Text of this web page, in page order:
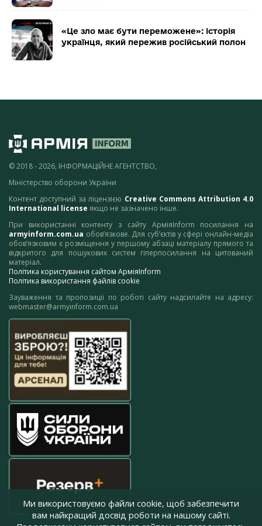
«Це зло має бути переможене»: історія
українця, який пережив російський полон
© 2018 - 2026, ІНФОРМАЦІЙНЕ АГЕНТСТВО,
Міністерство оборони України
Контент доступний за ліцензією Creative Commons Attribution 4.0
International license якщо не зазначено інше.
При використанні контенту з сайту АрміяInform посилання на
armyinform.com.ua обов’язкове. Для суб’єктів у сфері онлайн-медіа
обов’язковим є розміщення у першому абзаці матеріалу прямого та
відкритого для пошукових систем гіперпосилання на цитований
матеріал.
Політика користування сайтом АрміяInform
Політика використання файлів cookie
Зауваження та пропозиції по роботі сайту надсилайте на адресу:
webmaster@armyinform.com.ua
Ми використовуємо файли cookie, щоб забезпечити
вам найкращий досвід роботи на нашому сайті.